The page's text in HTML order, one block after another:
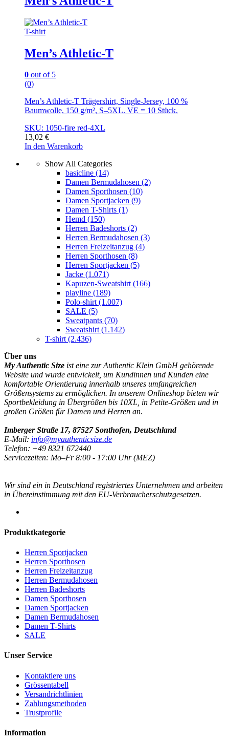
T-shirt
Men’s Athletic-T
0 out of 5
(0)
Men’s Athletic-T Trägershirt, Single-Jersey, 100 %
Baumwolle, 150 g/m², S–5XL. VE = 10 Stück.
SKU: 1050-fire red-4XL
13,02 €
In den Warenkorb
Show All Categories
basicline (14)
Damen Bermudahosen (2)
Damen Sporthosen (10)
Damen Sportjacken (9)
Damen T-Shirts (1)
Hemd (150)
Herren Badeshorts (2)
Herren Bermudahosen (3)
Herren Freizeitanzug (4)
Herren Sporthosen (8)
Herren Sportjacken (5)
Jacke (1.071)
Kapuzen-Sweatshirt(166)
playline (189)
Polo-shirt(1.007)
SALE (5)
Sweatpants (70)
Sweatshirt(1.142)
T-shirt(2.436)
Über uns
My Authentic Size ist eine zur Authentic Klein GmbH gehörende
Website und wurde entwickelt, um Kundinnen und Kunden eine
komfortable Orientierung innerhalb unseres umfangreichen
Größensystems zu ermöglichen. In unserem Onlineshop bieten wir
Sportbekleidung in Übergrößen bis 10XL, in Petite-Größen und in
großen Größen für Damen und Herren an.
Imberger Straße 17, 87527 Sonthofen, Deutschland
E-Mail: info@myauthenticsize.de
Telefon: +49 8321 672440
Servicezeiten: Mo–Fr 8:00 - 17:00 Uhr (MEZ)
Wir sind ein in Deutschland registriertes Unternehmen und arbeiten
in Übereinstimmung mit den EU-Verbraucherschutzgesetzen.
Produktkategorie
Herren Sportjacken
Herren Sporthosen
Herren Freizeitanzug
Herren Bermudahosen
Herren Badeshorts
Damen Sporthosen
Damen Sportjacken
Damen Bermudahosen
Damen T-Shirts
SALE
Unser Service
Kontaktiere uns
Grössentabell
Versandrichtlinien
Zahlungsmethoden
Trustprofile
Information